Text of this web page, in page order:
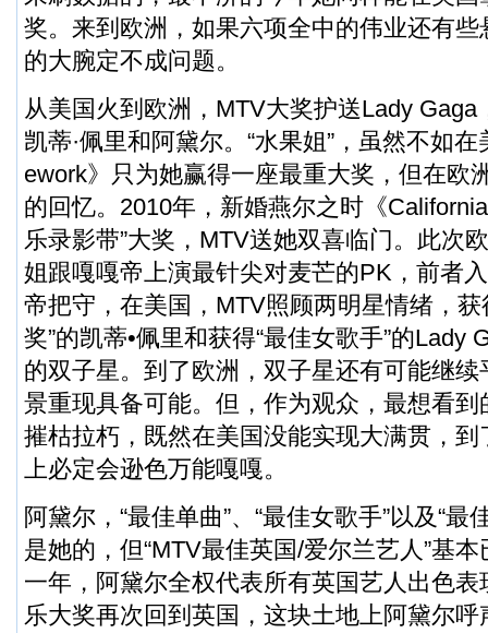
奖。来到欧洲，如果六项全中的伟业还有
的大腕定不成问题。
从美国火到欧洲，MTV大奖护送Lady
凯蒂·佩里和阿黛尔。“水果姐”，虽然不如
ework》只为她赢得一座最重大奖，但在欧
的回忆。2010年，新婚燕尔之时《
乐录影带”大奖，MTV送她双喜临门。此次
姐跟嘎嘎帝上演最针尖对麦芒的PK，前者
帝把守，在美国，MTV照顾两明星情绪，获
奖”的凯蒂•佩里和获得“最佳女歌手”的Lady
的双子星。到了欧洲，双子星还有可能继
景重现具备可能。但，作为观众，最想看
摧枯拉朽，既然在美国没能实现大满贯，
上必定会逊色万能嘎嘎。
阿黛尔，“最佳单曲”、“最佳女歌手”以及“最
是她的，但“MTV最佳英国/爱尔兰艺人”基本
一年，阿黛尔全权代表所有英国艺人出色
乐大奖再次回到英国，这块土地上阿黛尔